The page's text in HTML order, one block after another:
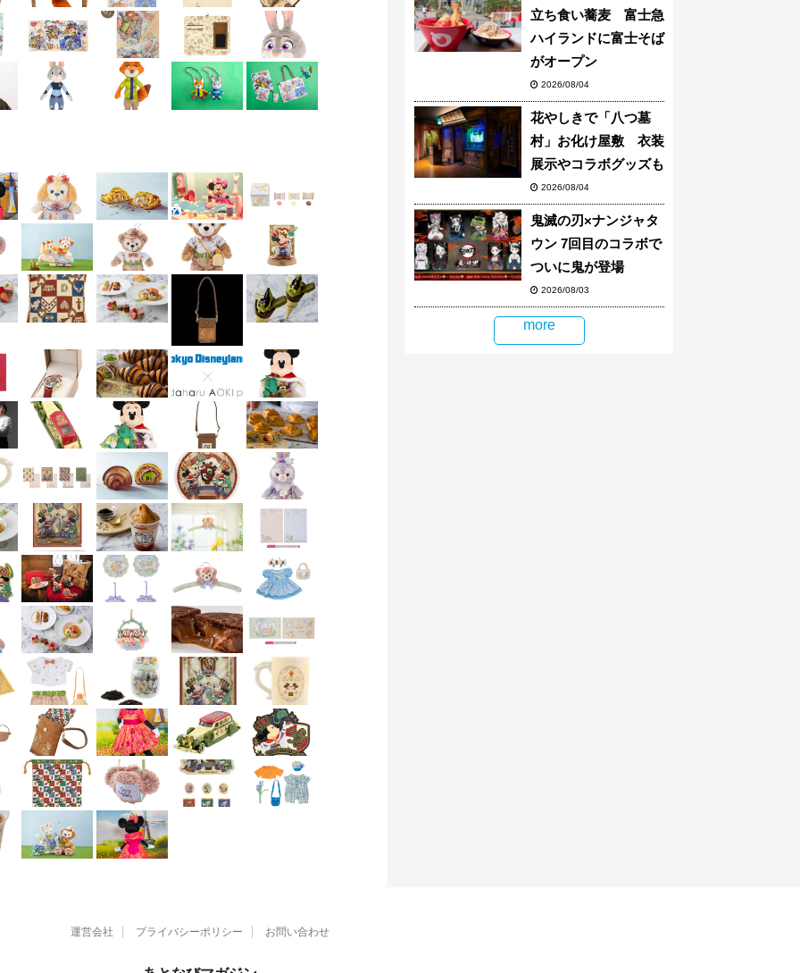
立ち食い蕎麦 富士急
ハイランドに富士そば
がオープン
2026/08/04
花やしきで「八つ墓
村」お化け屋敷 衣装
展示やコラボグッズも
2026/08/04
鬼滅の刃×ナンジャタ
ウン 7回目のコラボで
ついに鬼が登場
2026/08/03
more
運営会社 プライバシーポリシー お問い合わせ